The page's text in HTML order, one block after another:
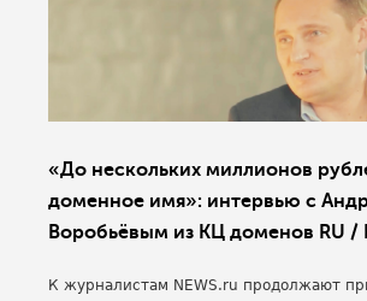
«До нескольких миллионов
доменное имя»: интервью с
Воробьёвым из КЦ доменов RU /
К журналистам NEWS.ru продолжают